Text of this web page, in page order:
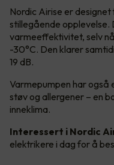
Nordic Airise er
stillegående
varmeeffektivitet, selv
-30°C. Den klarer
19 dB.
Varmepumpen har
støv og allergener – en
inneklima.
Interessert i Nordic
elektrikere i dag for å